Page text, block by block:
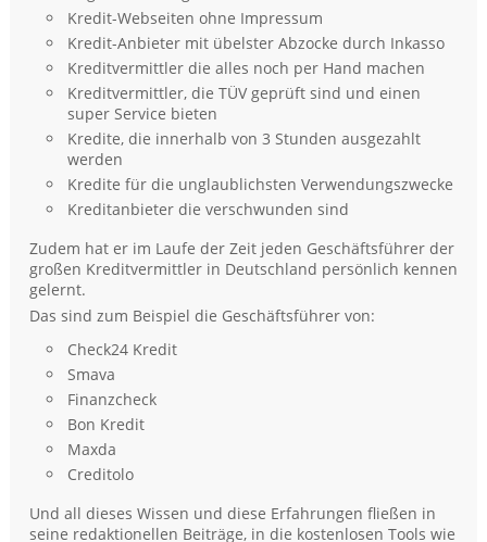
Kredit-Webseiten ohne Impressum
Kredit-Anbieter mit übelster Abzocke durch Inkasso
Kreditvermittler die alles noch per Hand machen
Kreditvermittler, die TÜV geprüft sind und einen
super Service bieten
Kredite, die innerhalb von 3 Stunden ausgezahlt
werden
Kredite für die unglaublichsten Verwendungszwecke
Kreditanbieter die verschwunden sind
Zudem hat er im Laufe der Zeit jeden Geschäftsführer der
großen Kreditvermittler in Deutschland persönlich kennen
gelernt.
Das sind zum Beispiel die Geschäftsführer von:
Check24 Kredit
Smava
Finanzcheck
Bon Kredit
Maxda
Creditolo
Und all dieses Wissen und diese Erfahrungen fließen in
seine redaktionellen Beiträge, in die kostenlosen Tools wie